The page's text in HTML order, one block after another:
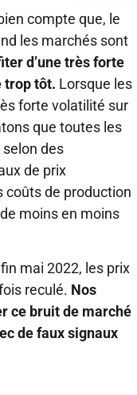
compte que, le
les marchés sont
d’une très forte
trop tôt. Lorsque les
forte volatilité sur
que toutes les
des
de prix
coûts de production
moins en moins
mai 2022, les prix
reculé. Nos
ce bruit de marché
de faux signaux